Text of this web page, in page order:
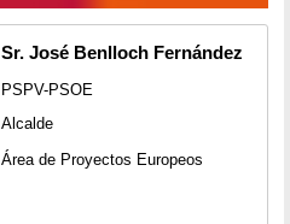
Sr. José Benlloch Fernández
PSPV-PSOE
Alcalde
Área de Proyectos Europeos